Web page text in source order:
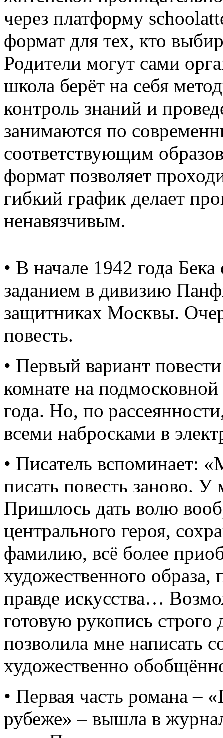
через платформу
формат для тех, кто
Родители могут сами
школа берёт на себя
контроль знаний и
занимаются по
соответствующим
формат позволяет
гибкий график делает
ненавязчивым.
• В начале 1942 года
заданием в дивизию
защитниках Москвы.
повесть.
• Первый вариант
комнате на
года. Но, по
всеми набросками в
• Писатель вспоминает:
писать повесть заново.
Пришлось дать волю
центрального героя,
фамилию, всё более
художественного образа,
правде искусства…
готовую рукопись строго
позволила мне написать
художественно
• Первая часть романа –
рубеже» – вышла в